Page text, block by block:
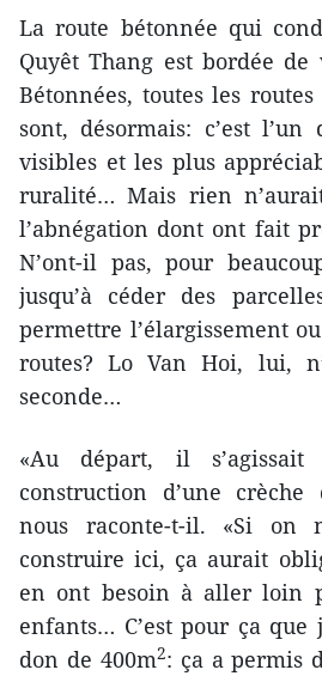
La route bétonnée qui
Quyêt Thang est bordée
Bétonnées, toutes les
sont, désormais: c’est
visibles et les plus
ruralité… Mais rien
l’abnégation dont ont fait
N’ont-il pas, pour
jusqu’à céder des
permettre l’élargissement
routes? Lo Van Hoi, lui,
seconde…
«Au départ, il
construction d’une crèche
nous raconte-t-il. «Si on
construire ici, ça aurait
en ont besoin à aller loin
enfants… C’est pour ça que
don de 400m2: ça a permis